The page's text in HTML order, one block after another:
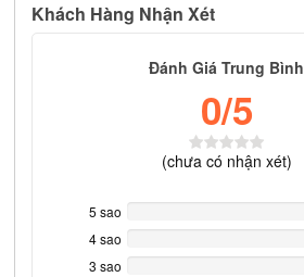
Khách Hàng Nhận Xét
Đánh Giá Trung Bình
0/5
(chưa có nhận xét)
5 sao
Complete
4 sao
Complete
3 sao